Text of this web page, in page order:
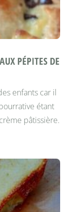
PÉPITES DE
enfants car il
étant
pâtissière.